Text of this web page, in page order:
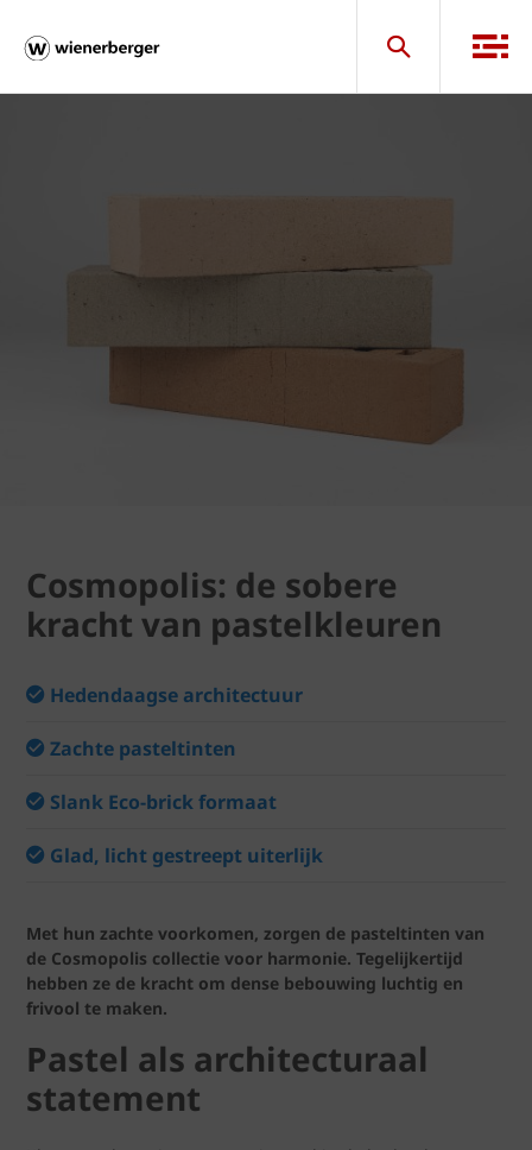
Cosmopolis: de sobere
kracht van pastelkleuren
Hedendaagse architectuur
Zachte pasteltinten
Slank Eco-brick formaat
Glad, licht gestreept uiterlijk
Met hun zachte voorkomen, zorgen de pasteltinten van
de Cosmopolis collectie voor harmonie. Tegelijkertijd
hebben ze de kracht om dense bebouwing luchtig en
frivool te maken.
Pastel als architecturaal
statement